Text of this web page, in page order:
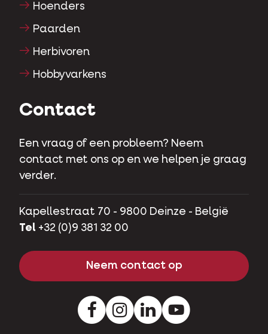
Hoenders
Paarden
Herbivoren
Hobbyvarkens
Contact
Een vraag of een probleem? Neem
contact met ons op en we helpen je graag
verder.
Kapellestraat 70 - 9800 Deinze - België
Tel +32 (0)9 381 32 00
Neem contact op
FacebookInstagramLinkedInYoutube